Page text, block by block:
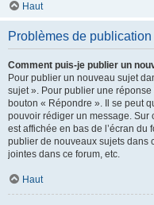
Haut
Problèmes de publication
Comment puis-je publier un
Pour publier un nouveau sujet
sujet ». Pour publier une
bouton « Répondre ». Il se peut
pouvoir rédiger un message. Sur
est affichée en bas de l’écran du
publier de nouveaux sujets dans
jointes dans ce forum, etc.
Haut